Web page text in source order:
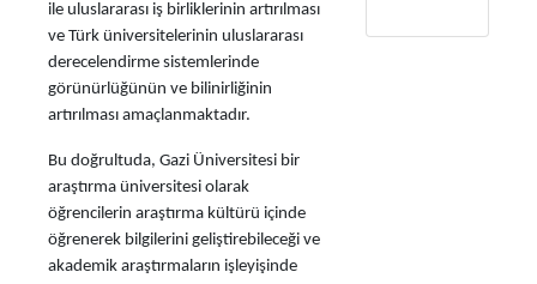
ile uluslararası iş birliklerinin artırılması
ve Türk üniversitelerinin uluslararası
derecelendirme sistemlerinde
görünürlüğünün ve bilinirliğinin
artırılması amaçlanmaktadır.
Bu doğrultuda, Gazi Üniversitesi bir
araştırma üniversitesi olarak
öğrencilerin araştırma kültürü içinde
öğrenerek bilgilerini geliştirebileceği ve
akademik araştırmaların işleyişinde